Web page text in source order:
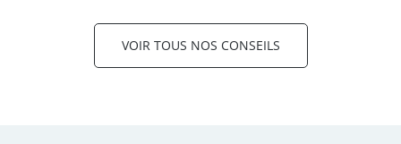
VOIR TOUS NOS CONSEILS